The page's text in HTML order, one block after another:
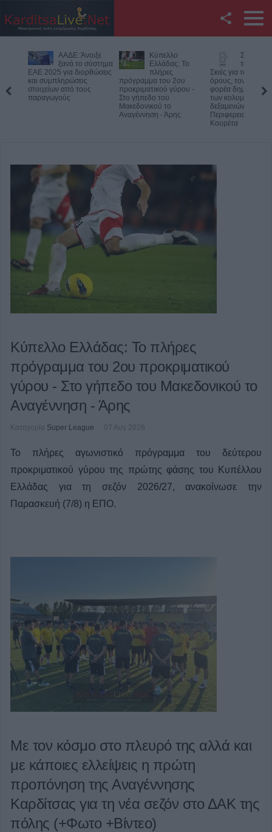
Twitter
YouTube
Αναζήτηση
KarditsaLive.Net
Κύπελλο
Ελλάδας: Το
πλήρες
πρόγραμμα του 2ου
προκριματικού γύρου -
Στο γήπεδο του
Συμμαχία Υπέρ
των Πολιτών:
Σκιές για το κόστος, τους
όρους, τον τρόπο και τον
φορέα δημοπράτησης
των κολυμβητικών
δεξαμενών της
Περιφερειακής Αρχής
Υπό
φωτιά σε
δύσβατο
στον Όλυμπο –
Παραμένουν οι
στο σημείο
Κύπελλο Ελλάδας: Το πλήρες
πρόγραμμα του 2ου προκριματικού
γύρου - Στο γήπεδο του Μακεδονικού το
Αναγέννηση - Άρης
Κατηγορία Super League 07 Αυγ 2026
Το πλήρες αγωνιστικό πρόγραμμα του δεύτερου
προκριματικού γύρου της πρώτης φάσης του Κυπέλλου
Ελλάδας για τη σεζόν 2026/27, ανακοίνωσε την
Παρασκευή (7/8) η ΕΠΟ.
Με τον κόσμο στο πλευρό της αλλά και
με κάποιες ελλείψεις η πρώτη
προπόνηση της Αναγέννησης
Καρδίτσας για τη νέα σεζόν στο ΔΑΚ της
πόλης (+Φωτο +Βίντεο)